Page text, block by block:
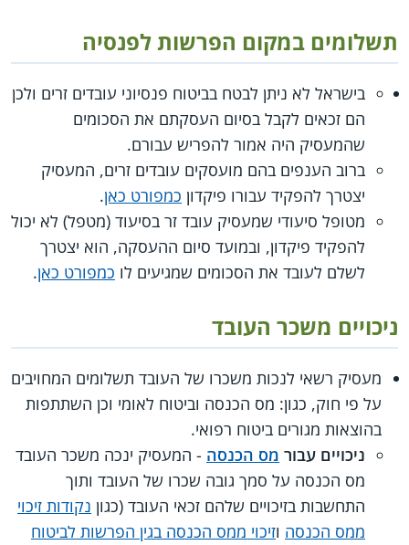
תשלומים במקום הפרשות לפנסיה
בישראל לא ניתן לבטח בביטוח פנסיוני עובדים זרים ולכן
הם זכאים לקבל בסיום העסקתם את הסכומים
שהמעסיק היה אמור להפריש עבורם.
ברוב הענפים בהם מועסקים עובדים זרים, המעסיק
יצטרך להפקיד עבורו פיקדון כמפורט כאן.
מטופל סיעודי שמעסיק עובד זר בסיעוד (מטפל) לא יכול
להפקיד פיקדון, ובמועד סיום ההעסקה, הוא יצטרך
לשלם לעובד את הסכומים שמגיעים לו כמפורט כאן.
ניכויים משכר העובד
מעסיק רשאי לנכות משכרו של העובד תשלומים המחויבים
על פי חוק, כגון: מס הכנסה וביטוח לאומי וכן השתתפות
בהוצאות מגורים ביטוח רפואי.
ניכויים עבור מס הכנסה - המעסיק ינכה משכר העובד
מס הכנסה על סמך גובה שכרו של העובד ותוך
התחשבות בזיכויים שלהם זכאי העובד (כגון נקודות זיכוי
ממס הכנסה וזיכוי ממס הכנסה בגין הפרשות לביטוח